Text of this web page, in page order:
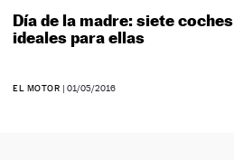
Día de la madre: siete coches
ideales para ellas
EL MOTOR | 01/05/2016